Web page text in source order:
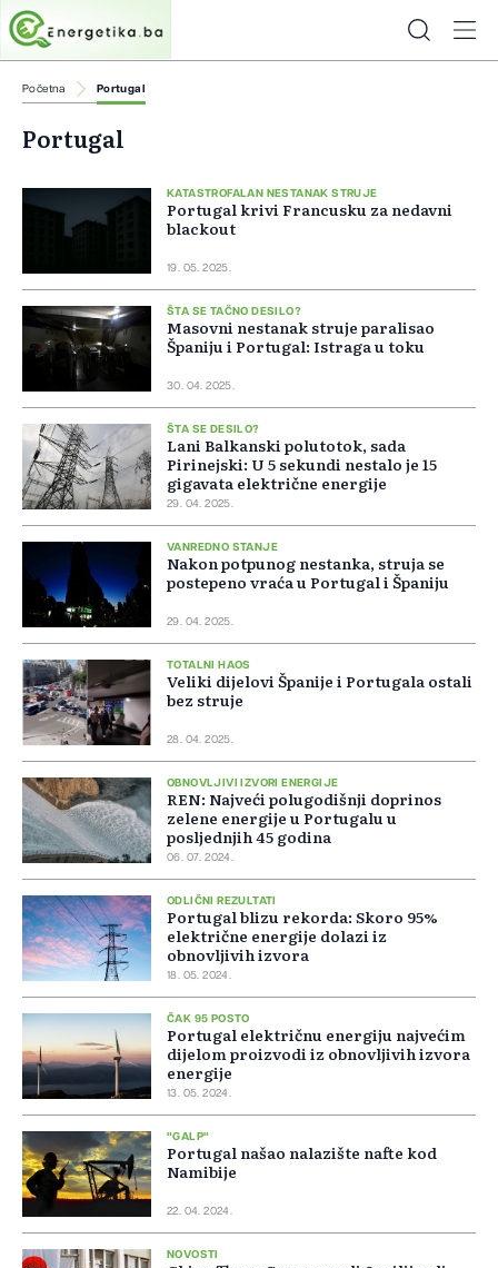
Početna Portugal
Portugal
KATASTROFALAN NESTANAK STRUJE
Portugal krivi Francusku za nedavni
blackout
19. 05. 2025.
ŠTA SE TAČNO DESILO?
Masovni nestanak struje paralisao
Španiju i Portugal: Istraga u toku
30. 04. 2025.
ŠTA SE DESILO?
Lani Balkanski polutotok, sada
Pirinejski: U 5 sekundi nestalo je 15
gigavata električne energije
29. 04. 2025.
VANREDNO STANJE
Nakon potpunog nestanka, struja se
postepeno vraća u Portugal i Španiju
29. 04. 2025.
TOTALNI HAOS
Veliki dijelovi Španije i Portugala ostali
bez struje
28. 04. 2025.
OBNOVLJIVI IZVORI ENERGIJE
REN: Najveći polugodišnji doprinos
zelene energije u Portugalu u
posljednjih 45 godina
06. 07. 2024.
ODLIČNI REZULTATI
Portugal blizu rekorda: Skoro 95%
električne energije dolazi iz
obnovljivih izvora
18. 05. 2024.
ČAK 95 POSTO
Portugal električnu energiju najvećim
dijelom proizvodi iz obnovljivih izvora
energije
13. 05. 2024.
"GALP"
Portugal našao nalazište nafte kod
Namibije
22. 04. 2024.
NOVOSTI